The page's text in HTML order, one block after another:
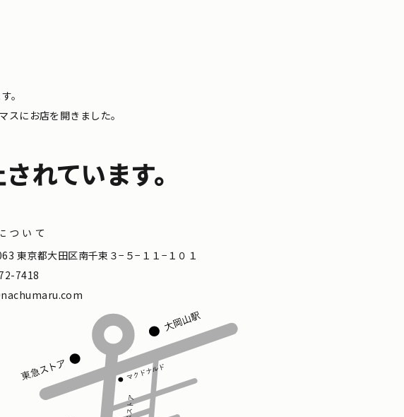
。
にお店を開きました。
れています。
ついて
東京都大田区南千束３−５−１１−１０１
7418